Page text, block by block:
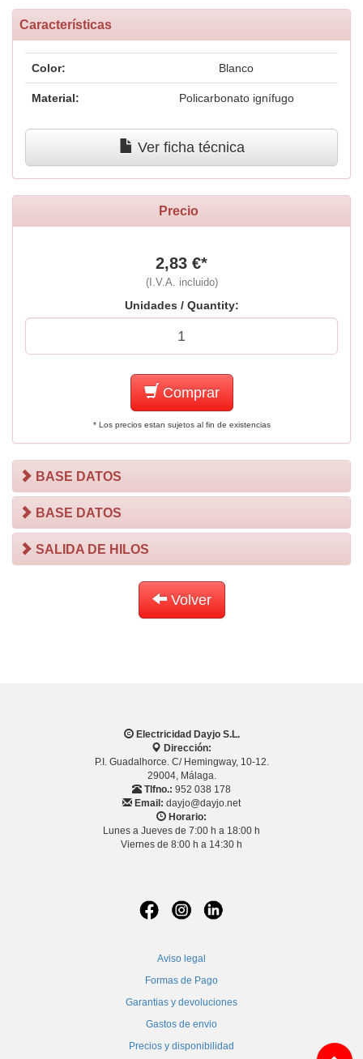
Características
Color: Blanco
Material: Policarbonato ignífugo
Ver ficha técnica
Precio
2,83 €*
(I.V.A. incluido)
Unidades / Quantity:
Comprar
* Los precios estan sujetos al fin de existencias
BASE DATOS
BASE DATOS
SALIDA DE HILOS
Volver
Electricidad Dayjo S.L.
Dirección:
P.I. Guadalhorce. C/ Hemingway, 10-12.
29004, Málaga.
Tlfno.: 952 038 178
Email: dayjo@dayjo.net
Horario:
Lunes a Jueves de 7:00 h a 18:00 h
Viernes de 8:00 h a 14:30 h
Aviso legal
Formas de Pago
Garantias y devoluciones
Gastos de envio
Precios y disponibilidad